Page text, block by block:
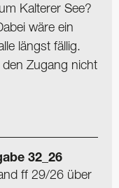
Kalterer See?
wäre ein
längst fällig.
den Zugang nicht
32_26
ff 29/26 über